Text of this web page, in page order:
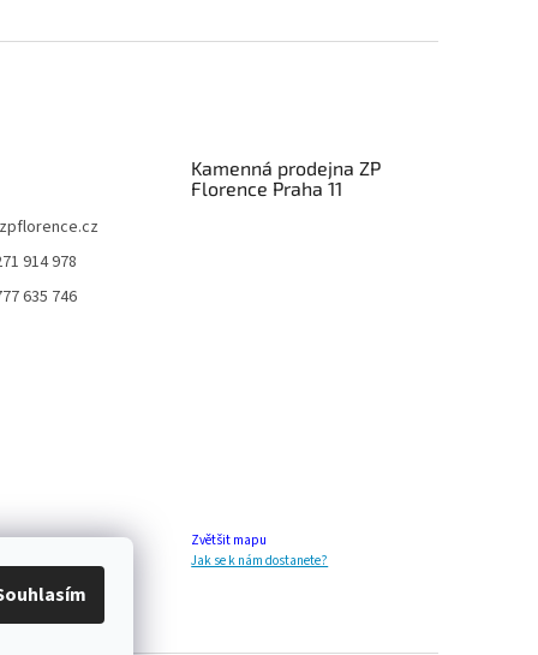
zpflorence.cz
914 978
635 746
Kamenná prodejna ZP
Florence Praha 11
Zvětšit mapu
Jak se k nám dostanete?